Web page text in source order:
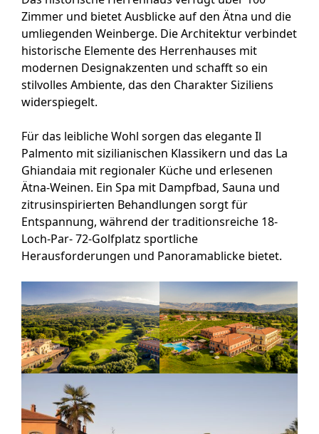
Zimmer und bietet Ausblicke auf den Ätna und die
umliegenden Weinberge. Die Architektur verbindet
historische Elemente des Herrenhauses mit
modernen Designakzenten und schafft so ein
stilvolles Ambiente, das den Charakter Siziliens
widerspiegelt.
Für das leibliche Wohl sorgen das elegante Il
Palmento mit sizilianischen Klassikern und das La
Ghiandaia mit regionaler Küche und erlesenen
Ätna-Weinen. Ein Spa mit Dampfbad, Sauna und
zitrusinspirierten Behandlungen sorgt für
Entspannung, während der traditionsreiche 18-
Loch-Par- 72-Golfplatz sportliche
Herausforderungen und Panoramablicke bietet.